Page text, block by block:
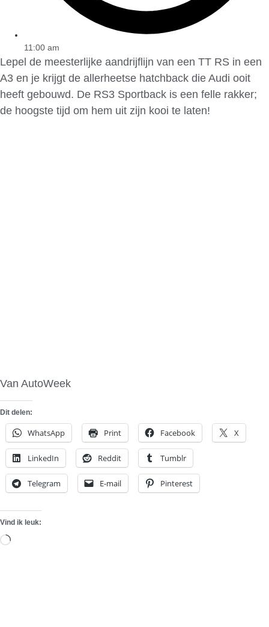
11:00 am
Lepel de meesterlijke aandrijflijn van een TT RS in een
A3 en je krijgt de allerheetse hatchback die Audi ooit
heeft gebouwd. De RS3 Sportback is een felle rakker;
de hoogste tijd om hem uit zijn kooi te laten!
Van AutoWeek
Dit delen:
WhatsApp Print Facebook X
LinkedIn Reddit Tumblr
Telegram E-mail Pinterest
Vind ik leuk:
Aan